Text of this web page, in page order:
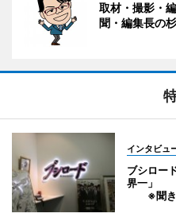
取材・撮影・
聞・編集長の
インタビュ
ブシロー
界一」
※聞き手